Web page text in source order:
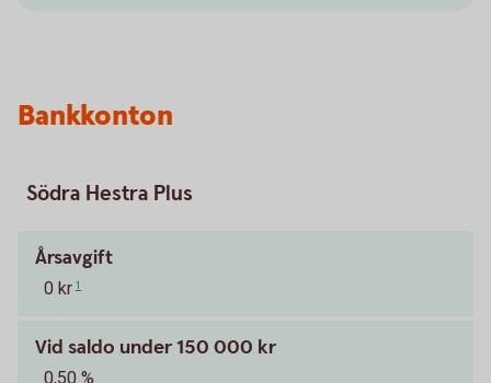
Bankkonton
Södra Hestra Plus
Årsavgift
0 kr 1
Vid saldo under 150 000 kr
0,50 %